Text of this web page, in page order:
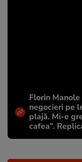
Florin
negocieri pe
plajă. Mi-e
cafea”.